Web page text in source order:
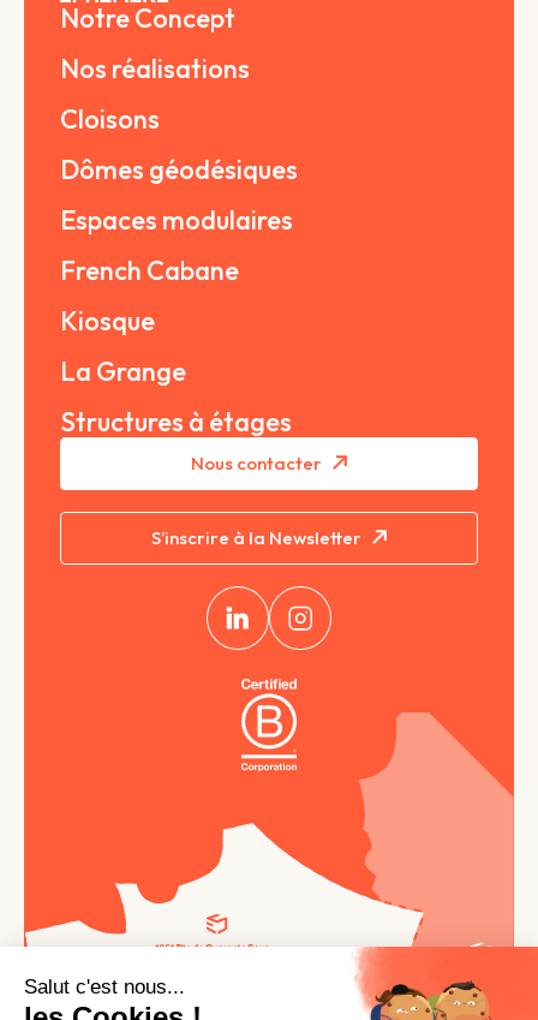
Notre Concept
Nos réalisations
Cloisons
Dômes géodésiques
Espaces modulaires
French Cabane
Kiosque
La Grange
Structures à étages
Nous contacter
S’inscrire à la Newsletter